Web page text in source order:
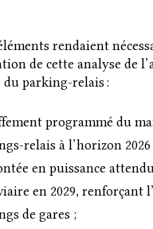
rendaient
de cette analyse de
du parking-relais :
programmé du
relais à l’horizon
en puissance
en 2029, renforçant
de gares ;